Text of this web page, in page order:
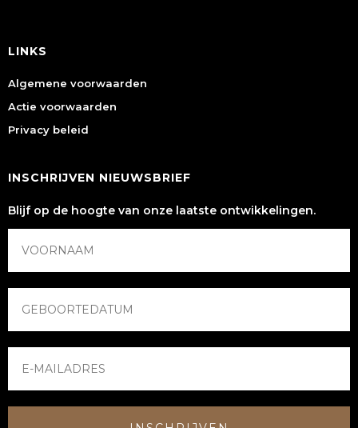
LINKS
Algemene voorwaarden
Actie voorwaarden
Privacy beleid
INSCHRIJVEN NIEUWSBRIEF
Blijf op de hoogte van onze laatste ontwikkelingen.